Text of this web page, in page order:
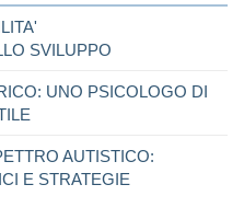
SVILUPPO
UNO PSICOLOGO DI
AUTISTICO:
E STRATEGIE